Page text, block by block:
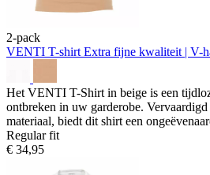
2-pack
VENTI T-shirt Extra fijne kwaliteit | V-
Het VENTI T-Shirt in beige is een
ontbreken in uw garderobe.
materiaal, biedt dit shirt een
Regular fit
€ 34,95